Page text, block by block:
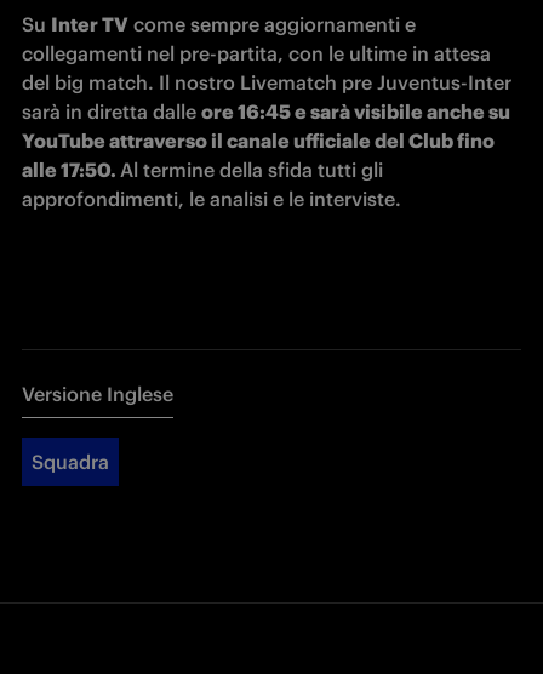
Su Inter TV come sempre aggiornamenti e
collegamenti nel pre-partita, con le ultime in attesa
del big match. Il nostro Livematch pre Juventus-Inter
sarà in diretta dalle ore 16:45 e sarà visibile anche su
YouTube attraverso il canale ufficiale del Club fino
alle 17:50. Al termine della sfida tutti gli
approfondimenti, le analisi e le interviste.
Versione Inglese
Squadra